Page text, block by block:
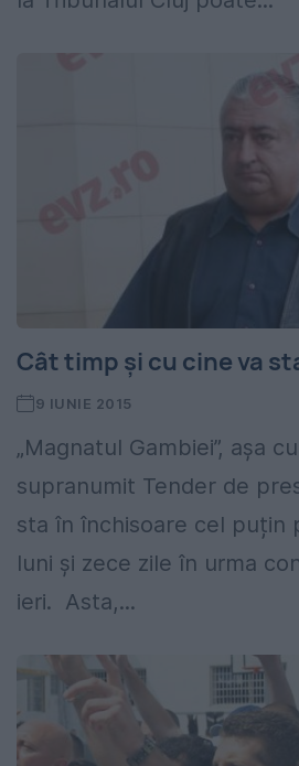
Cât timp și cu cine va
9 IUNIE 2015
„Magnatul Gambiei”, așa
supranumit Tender de
sta în închisoare cel puțin
luni și zece zile în urma
ieri. Asta,...